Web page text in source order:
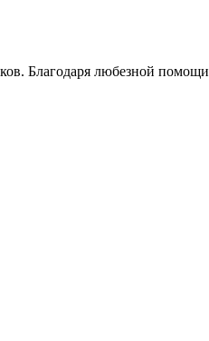
Благодаря любезной помощи